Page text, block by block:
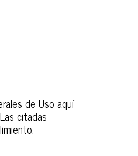
de Uso aquí
citadas